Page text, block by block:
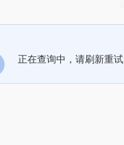
正在查询中，请刷新重试